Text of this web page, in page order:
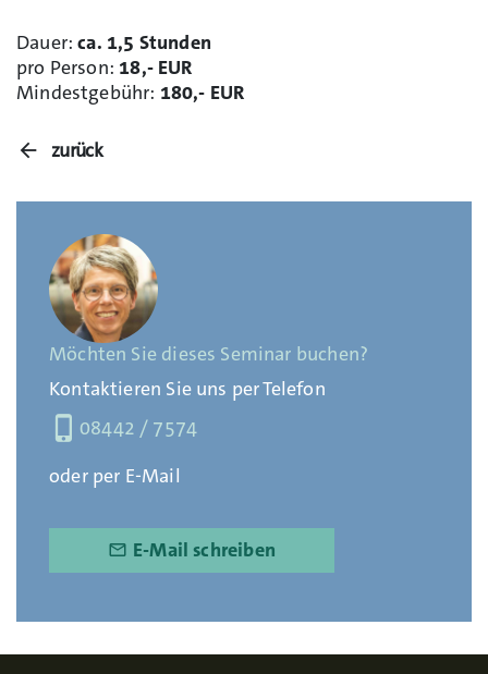
Dauer:ca. 1,5 Stunden
pro Person: 18,- EUR
Mindestgebühr: 180,- EUR
zurück
Möchten Sie dieses Seminar buchen?
Kontaktieren Sie uns per Telefon
phone_iphone 08442 / 7574
oder per E-Mail
mail_outline E-Mail schreiben